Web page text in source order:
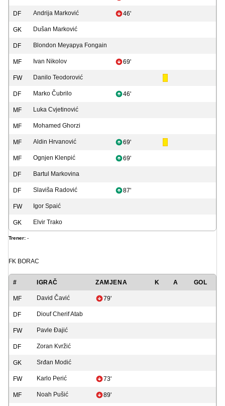
DF Andrija Marković 46'
GK Dušan Marković
DF Blondon Meyapya Fongain
MF Ivan Nikolov 69'
FW Danilo Teodorović
DF Marko Čubrilo 46'
MF Luka Cvjetinović
MF Mohamed Ghorzi
MF Aldin Hrvanović 69'
MF Ognjen Klenpić 69'
DF Bartul Markovina
DF Slaviša Radović 87'
FW Igor Spaić
GK Elvir Trako
Trener: -
FK BORAC
# IGRAČ ZAMJENA K A GOL
MF David Čavić 79'
DF Diouf Cherif Atab
FW Pavle Đajić
DF Zoran Kvržić
GK Srđan Modić
FW Karlo Perić 73'
MF Noah Pušić 89'